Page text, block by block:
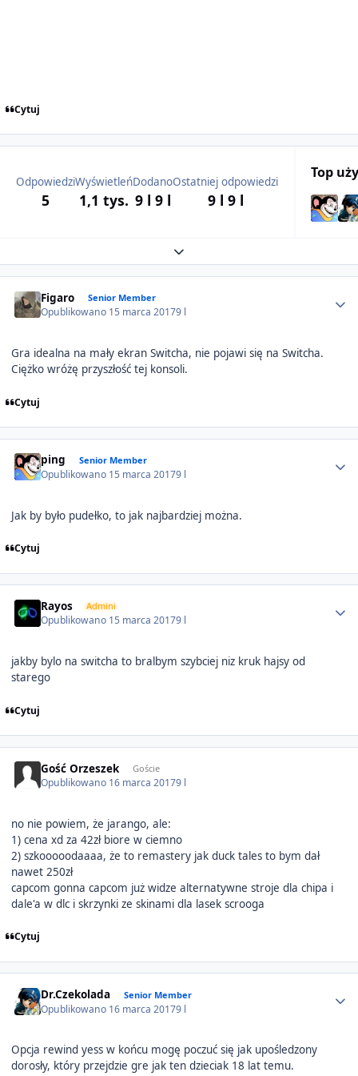
Cytuj
Odpowiedzi
5
Wyświetleń
1,1 tys.
Dodano
9 l 9 l
Ostatniej odpowiedzi
9 l 9 l
Top
Expand topic overview
Figaro Senior Member
Opublikowano 15 marca 20179 l
Gra idealna na mały ekran Switcha, nie pojawi się na Switcha.
Ciężko wróżę przyszłość tej konsoli.
Cytuj
ping Senior Member
Opublikowano 15 marca 20179 l
Jak by było pudełko, to jak najbardziej można.
Cytuj
Rayos Admini
Opublikowano 15 marca 20179 l
jakby bylo na switcha to bralbym szybciej niz kruk hajsy od
starego
Cytuj
Gość Orzeszek Goście
Opublikowano 16 marca 20179 l
no nie powiem, że jarango, ale:
1) cena xd za 42zł biore w ciemno
2) szkooooodaaaa, że to remastery jak duck tales to bym dał
nawet 250zł
capcom gonna capcom już widze alternatywne stroje dla chipa i
dale'a w dlc i skrzynki ze skinami dla lasek scrooga
Cytuj
Dr.Czekolada Senior Member
Opublikowano 16 marca 20179 l
Opcja rewind yess w końcu mogę poczuć się jak upośledzony
dorosły, który przejdzie gre jak ten dzieciak 18 lat temu.